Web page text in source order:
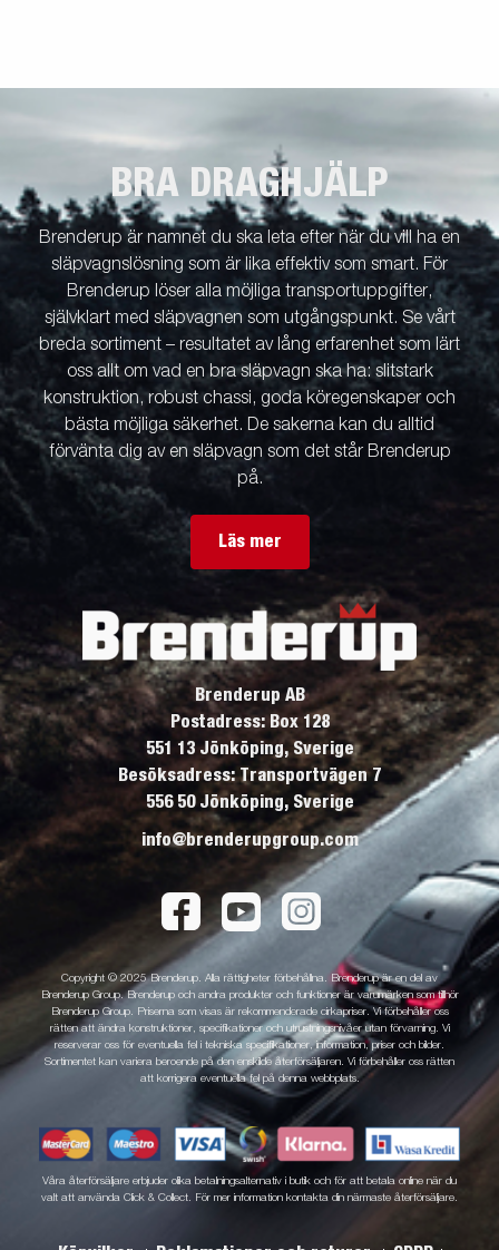
BRA DRAGHJÄLP
Brenderup är namnet du ska leta efter när du vill ha en
släpvagnslösning som är lika effektiv som smart. För
Brenderup löser alla möjliga transportuppgifter,
självklart med släpvagnen som utgångspunkt. Se vårt
breda sortiment – resultatet av lång erfarenhet som lärt
oss allt om vad en bra släpvagn ska ha: slitstark
konstruktion, robust chassi, goda köregenskaper och
bästa möjliga säkerhet. De sakerna kan du alltid
förvänta dig av en släpvagn som det står Brenderup
på.
Läs mer
Brenderup AB
Postadress: Box 128
551 13 Jönköping, Sverige
Besöksadress: Transportvägen 7
556 50 Jönköping, Sverige
info@brenderupgroup.com
Copyright © 2025 Brenderup. Alla rättigheter förbehållna. Brenderup är en del av
Brenderup Group. Brenderup och andra produkter och funktioner är varumärken som tillhör
Brenderup Group. Priserna som visas är rekommenderade cirkapriser. Vi förbehåller oss
rätten att ändra konstruktioner, specifikationer och utrustningsnivåer utan förvarning. Vi
reserverar oss för eventuella fel i tekniska specifikationer, information, priser och bilder.
Sortimentet kan variera beroende på den enskilde återförsäljaren. Vi förbehåller oss rätten
att korrigera eventuella fel på denna webbplats.
Våra återförsäljare erbjuder olika betalningsalternativ i butik och för att betala online när du
valt att använda Click & Collect. För mer information kontakta din närmaste återförsäljare.